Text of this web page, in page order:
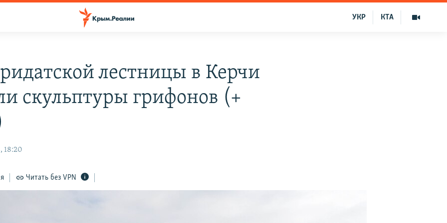
КТА
УКР
лестницы в Керчи
скульптуры грифонов (+
18:20
Читать без VPN